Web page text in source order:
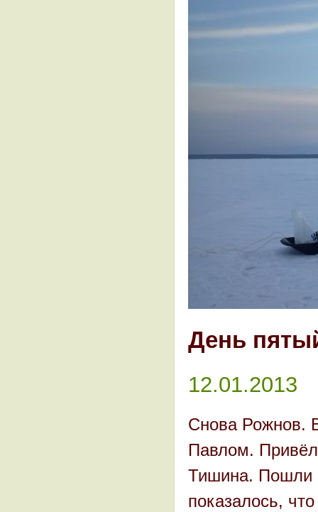
День
12.01.2013
Снова Рожнов.
Павлом.
Тишина. Пошли
показалось,